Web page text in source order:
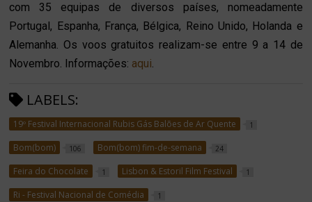
com 35 equipas de diversos países, nomeadamente
Portugal, Espanha, França, Bélgica, Reino Unido, Holanda e
Alemanha. Os voos gratuitos realizam-se entre 9 a 14 de
Novembro. Informações: aqui.
LABELS:
19º Festival Internacional Rubis Gás Balões de Ar Quente 1
Bom(bom) 106 Bom(bom) fim-de-semana 24
Feira do Chocolate 1 Lisbon & Estoril Film Festival 1
Ri - Festival Nacional de Comédia 1